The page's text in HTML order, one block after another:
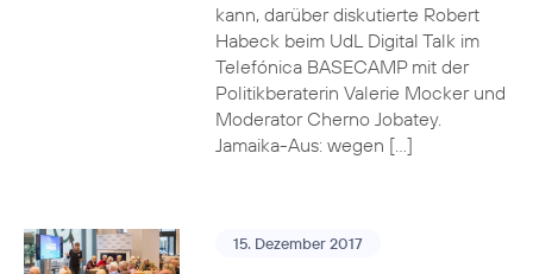
kann, darüber diskutierte Robert
Habeck beim UdL Digital Talk im
Telefónica BASECAMP mit der
Politikberaterin Valerie Mocker und
Moderator Cherno Jobatey.
Jamaika-Aus: wegen […]
15. Dezember 2017